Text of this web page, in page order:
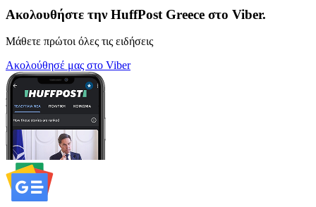
Ακολουθήστε την HuffPost Greece στο Viber.
Μάθετε πρώτοι όλες τις ειδήσεις
Ακολούθησέ μας στο Viber